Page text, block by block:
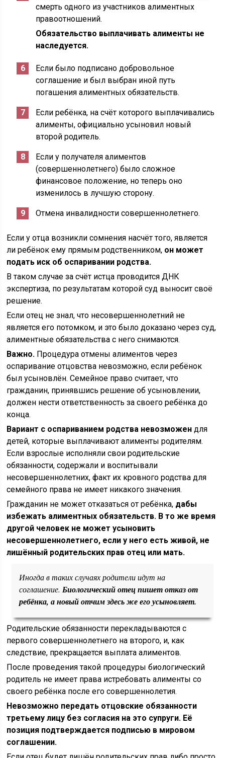
смерть одного из участников алиментных
правоотношений.
Обязательство выплачивать алименты не
наследуется.
Если было подписано добровольное
соглашение и был выбран иной путь
погашения алиментных обязательств.
Если ребёнка, на счёт которого выплачивались
алименты, официально усыновил новый
второй родитель.
Если у получателя алиментов
(совершеннолетнего) было сложное
финансовое положение, но теперь оно
изменилось в лучшую сторону.
Отмена инвалидности совершеннолетнего.
Если у отца возникли сомнения насчёт того, является
ли ребёнок ему прямым родственником, он может
подать иск об оспаривании родства.
В таком случае за счёт истца проводится ДНК
экспертиза, по результатам которой суд выносит своё
решение.
Если отец не знал, что несовершеннолетний не
является его потомком, и это было доказано через суд,
алиментные обязательства с него снимаются.
Важно. Процедура отмены алиментов через
оспаривание отцовства невозможно, если ребёнок
был усыновлён. Семейное право считает, что
гражданин, принявшись решение об усыновлении,
должен нести ответственность за своего ребёнка до
конца.
Вариант с оспариванием родства невозможен для
детей, которые выплачивают алименты родителям.
Если взрослые исполняли свои родительские
обязанности, содержали и воспитывали
несовершеннолетних, факт их кровного родства для
семейного права не имеет никакого значения.
Гражданин не может отказаться от ребёнка, дабы
избежать алиментных обязательств. В то же время
другой человек не может усыновить
несовершеннолетнего, если у него есть живой, не
лишённый родительских прав отец или мать.
Иногда в таких случаях родители идут на
соглашение. Биологический отец пишет отказ от
ребёнка, а новый отчим здесь же его усыновляет.
Родительские обязанности перекладываются с
первого совершеннолетнего на второго, и, как
следствие, прекращается выплата алиментов.
После проведения такой процедуры биологический
родитель не имеет права истребовать алименты со
своего ребёнка после его совершеннолетия.
Невозможно передать отцовские обязанности
третьему лицу без согласия на это супруги. Её
позиция подтверждается подписью в мировом
соглашении.